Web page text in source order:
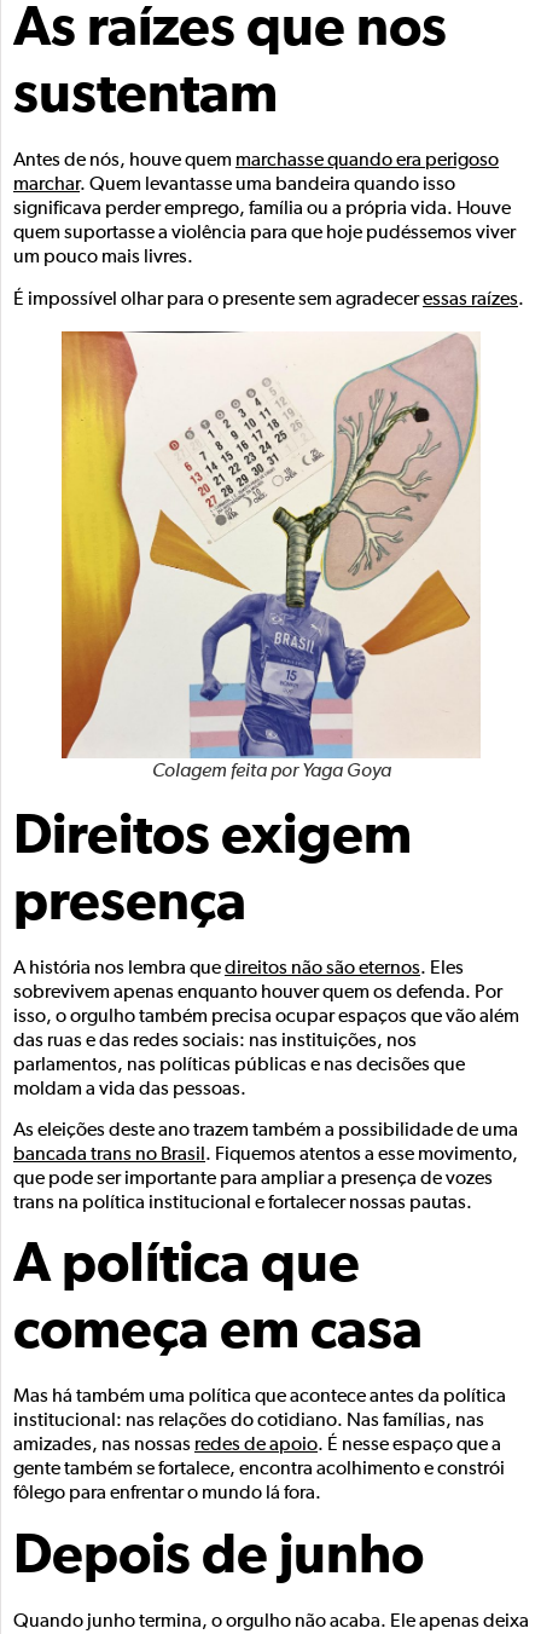
As raízes que nos
sustentam
Antes de nós, houve quem marchasse quando era perigoso
marchar. Quem levantasse uma bandeira quando isso
significava perder emprego, família ou a própria vida. Houve
quem suportasse a violência para que hoje pudéssemos viver
um pouco mais livres.
É impossível olhar para o presente sem agradeceressas raízes.
Colagem feita por Yaga Goya
Direitos exigem
presença
A história nos lembra quedireitos não são eternos. Eles
sobrevivem apenas enquanto houver quem os defenda. Por
isso, o orgulho também precisa ocupar espaços que vão além
das ruas e das redes sociais: nas instituições, nos
parlamentos, nas políticas públicas e nas decisões que
moldam a vida das pessoas.
As eleições deste ano trazem também a possibilidade de uma
bancada trans no Brasil . Fiquemos atentos a esse movimento,
que pode ser importante para ampliar a presença de vozes
trans na política institucional e fortalecer nossas pautas.
A política que
começa em casa
Mas há também uma política que acontece antes da política
institucional: nas relações do cotidiano. Nas famílias, nas
amizades, nas nossas redes de apoio. É nesse espaço que a
gente também se fortalece, encontra acolhimento e constrói
fôlego para enfrentar o mundo lá fora.
Depois de junho
Quando junho termina, o orgulho não acaba. Ele apenas deixa